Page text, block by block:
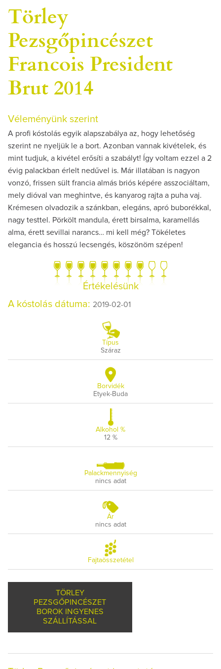
Törley
Pezsgőpincészet
Francois President
Brut 2014
Véleményünk szerint
A profi kóstolás egyik alapszabálya az, hogy lehetőség
szerint ne nyeljük le a bort. Azonban vannak kivételek, és
mint tudjuk, a kivétel erősíti a szabályt! Így voltam ezzel a 2
évig palackban érlelt nedűvel is. Már illatában is nagyon
vonzó, frissen sült francia almás briós képére asszociáltam,
mely dióval van meghintve, és kanyarog rajta a puha vaj.
Krémesen olvadozik a szánkban, elegáns, apró buborékkal,
nagy testtel. Pörkölt mandula, érett birsalma, karamellás
alma, érett sevillai narancs… mi kell még? Tökéletes
elegancia és hosszú lecsengés, köszönöm szépen!
Értékelésünk
A kóstolás dátuma: 2019-02-01
Típus
Száraz
Borvidék
Etyek-Buda
Alkohol %
12 %
Palackmennyiség
nincs adat
Ár
nincs adat
Fajtaösszetétel
TÖRLEY
PEZSGŐPINCÉSZET
BOROK INGYENES
SZÁLLÍTÁSSAL